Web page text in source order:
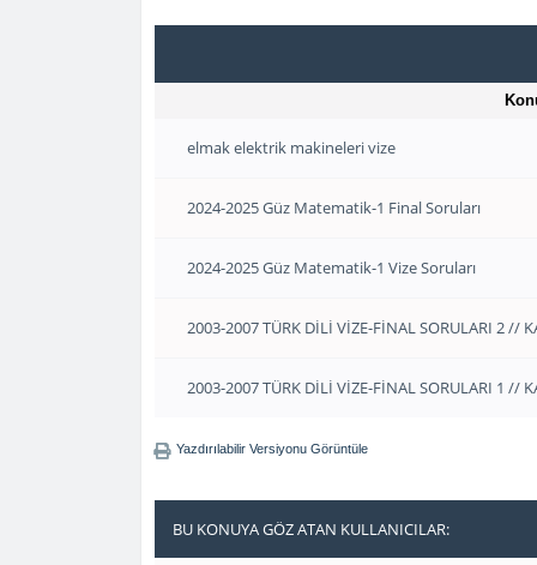
elmak elektrik makineleri vize
2024-2025 Güz Matematik-1 Final Soruları
2024-2025 Güz Matematik-1 Vize Soruları
2003-2007 TÜRK DİLİ VİZE-FİNAL SORULARI 2 //
2003-2007 TÜRK DİLİ VİZE-FİNAL SORULARI 1 //
Yazdırılabilir Versiyonu Görüntüle
BU KONUYA GÖZ ATAN KULLANICILAR: